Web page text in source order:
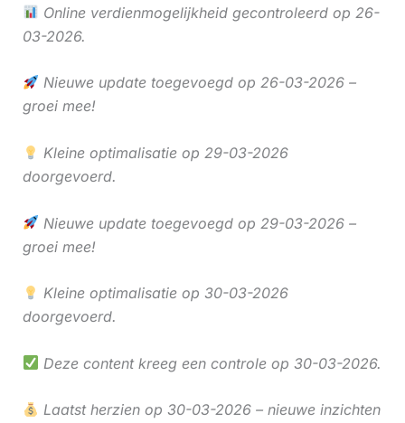
Online verdienmogelijkheid gecontroleerd op 26-
03-2026.
Nieuwe update toegevoegd op 26-03-2026 –
groei mee!
Kleine optimalisatie op 29-03-2026
doorgevoerd.
Nieuwe update toegevoegd op 29-03-2026 –
groei mee!
Kleine optimalisatie op 30-03-2026
doorgevoerd.
Deze content kreeg een controle op 30-03-2026.
Laatst herzien op 30-03-2026 – nieuwe inzichten